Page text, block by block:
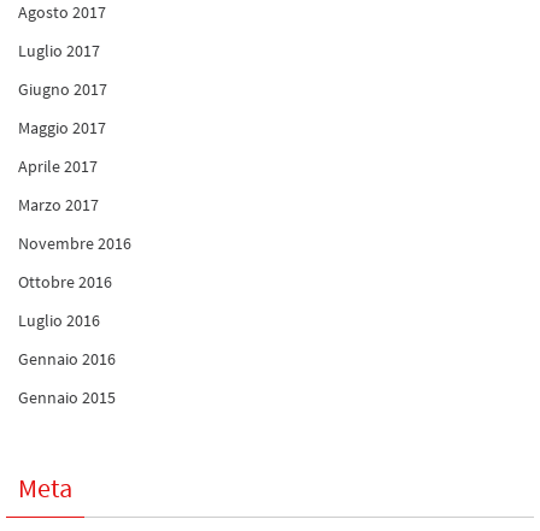
Agosto 2017
Luglio 2017
Giugno 2017
Maggio 2017
Aprile 2017
Marzo 2017
Novembre 2016
Ottobre 2016
Luglio 2016
Gennaio 2016
Gennaio 2015
Meta